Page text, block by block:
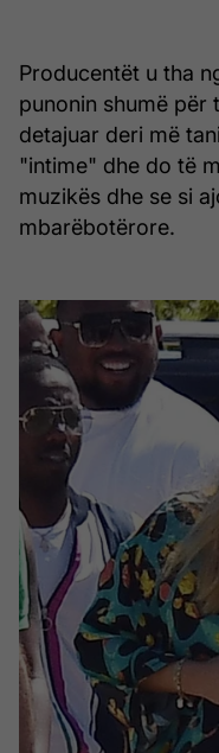
Producentët u tha
punonin shumë për
detajuar deri më
"intime" dhe do të
muzikës dhe se si
mbarëbotërore.